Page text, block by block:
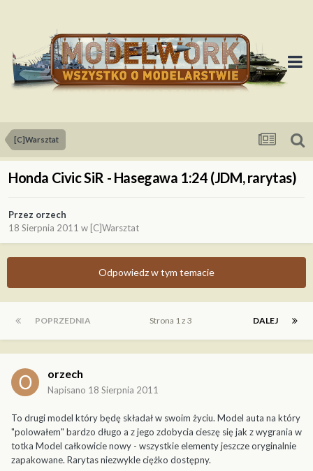
[C]Warsztat
Honda Civic SiR - Hasegawa 1:24 (JDM, rarytas)
Przez orzech
18 Sierpnia 2011 w [C]Warsztat
Odpowiedz w tym temacie
POPRZEDNIA DALEJ
Strona 1 z 3
orzech
Napisano 18 Sierpnia 2011
To drugi model który będę składał w swoim życiu. Model auta na który
"polowałem" bardzo długo a z jego zdobycia cieszę się jak z wygrania w
totka Model całkowicie nowy - wszystkie elementy jeszcze oryginalnie
zapakowane. Rarytas niezwykle ciężko dostępny.